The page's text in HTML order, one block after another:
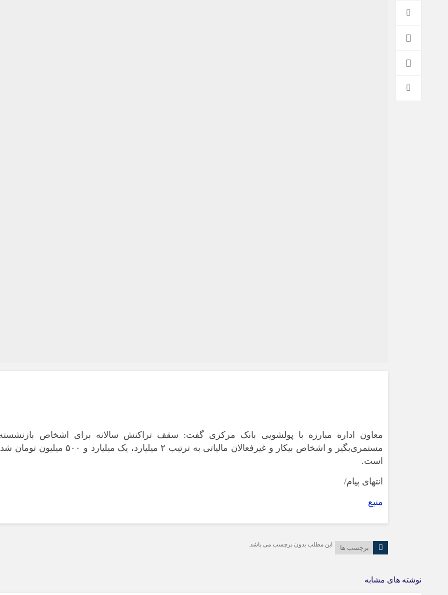
معاون اداره مبارزه با پولشویی بانک مرکزی گفت: سقف تراکنش سالانه برای اشخاص
مستمری‌بگیر و اشخاص بیکار و غیرفعالان مالیاتی به ترتیب ۲ میلیارد، یک میلیارد و ۵۰۰ میلیون
است.
انتهای پیام/
منبع
برچسب ها این مطلب بدون برچسب می باشد.
نوشته های مشابه